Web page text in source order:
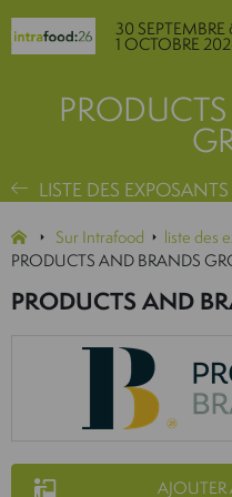
30 SEPTEMBRE
1 OCTOBRE
LISTE DES EXPOSANTS
Sur Intrafood
liste des
PRODUCTS AND BRANDS
PRODUCTS AND